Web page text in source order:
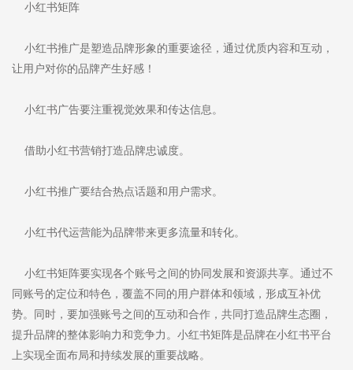
小红书矩阵
小红书推广是塑造品牌形象的重要途径，通过优质内容和互动，
让用户对你的品牌产生好感！
小红书广告要注重视觉效果和传达信息。
借助小红书营销打造品牌忠诚度。
小红书推广要结合热点话题和用户需求。
小红书代运营能为品牌带来更多流量和转化。
小红书矩阵要实现各个账号之间的协同发展和资源共享。通过不
同账号的定位和特色，覆盖不同的用户群体和领域，形成互补优
势。同时，要加强账号之间的互动和合作，共同打造品牌生态圈，
提升品牌的整体影响力和竞争力。小红书矩阵是品牌在小红书平台
上实现全面布局和持续发展的重要战略。